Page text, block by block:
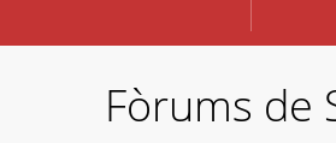
Fòrums de